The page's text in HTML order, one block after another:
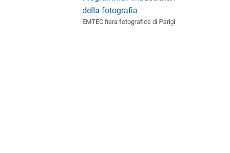
della fotografia
EMTEC fiera fotografica di Parigi